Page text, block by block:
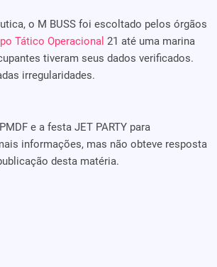
o M BUSS foi escoltado pelos órgãos
Tático Operacional 21 até uma marina
tiveram seus dados verificados.
irregularidades.
e a festa JET PARTY para
informações, mas não obteve resposta
desta matéria.